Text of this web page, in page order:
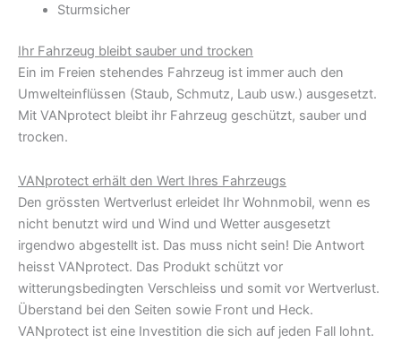
Sturmsicher
Ihr Fahrzeug bleibt sauber und trocken
Ein im Freien stehendes Fahrzeug ist immer auch den
Umwelteinflüssen (Staub, Schmutz, Laub usw.) ausgesetzt.
Mit VANprotect bleibt ihr Fahrzeug geschützt, sauber und
trocken.
VANprotect erhält den Wert Ihres Fahrzeugs
Den grössten Wertverlust erleidet Ihr Wohnmobil, wenn es
nicht benutzt wird und Wind und Wetter ausgesetzt
irgendwo abgestellt ist. Das muss nicht sein! Die Antwort
heisst VANprotect. Das Produkt schützt vor
witterungsbedingten Verschleiss und somit vor Wertverlust.
Überstand bei den Seiten sowie Front und Heck.
VANprotect ist eine Investition die sich auf jeden Fall lohnt.